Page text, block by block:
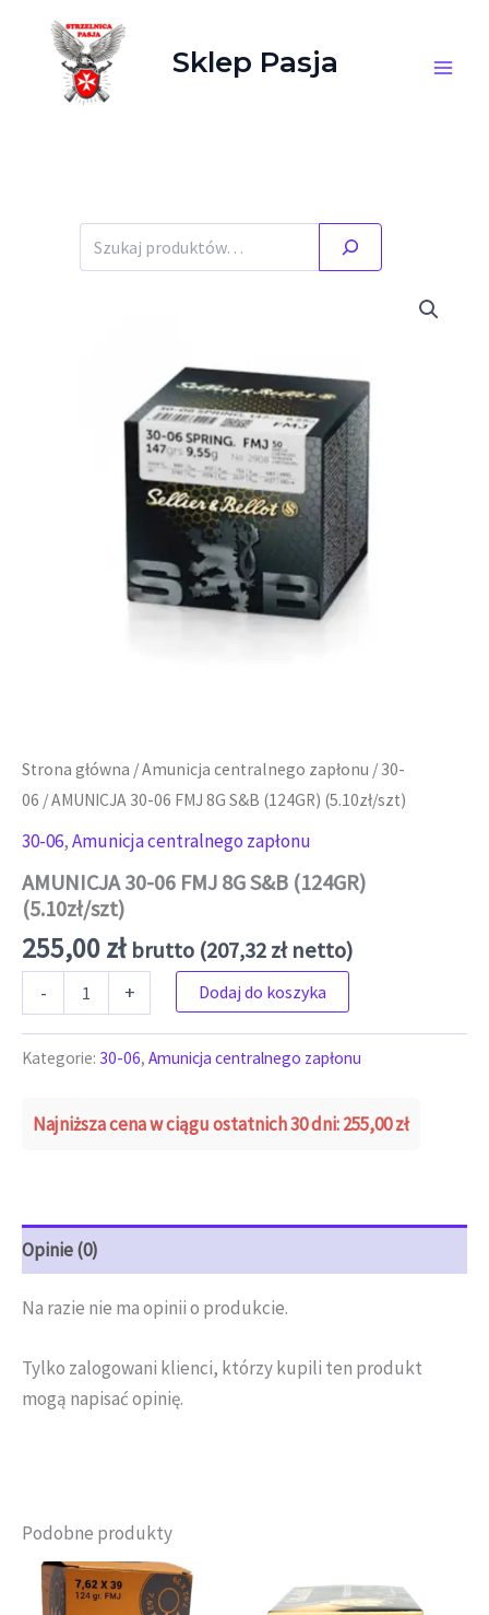
Sklep Pasja
Strona główna /Amunicja centralnego zapłonu / 30-
06 / AMUNICJA 30-06 FMJ 8G S&B (124GR) (5.10zł/szt)
30-06,Amunicja centralnego zapłonu
AMUNICJA 30-06 FMJ 8G S&B (124GR)
(5.10zł/szt)
255,00zł brutto (207,32złnetto)
-
ilość AMUNICJA 30-06 FMJ 8G S&B (124GR) (5.10zł/szt)
+ Dodaj do koszyka
Kategorie: 30-06, Amunicja centralnego zapłonu
Najniższa cena w ciągu ostatnich 30 dni:255,00zł
Opinie (0)
Na razie nie ma opinii o produkcie.
Tylko zalogowani klienci, którzy kupili ten produkt
mogą napisać opinię.
Podobne produkty